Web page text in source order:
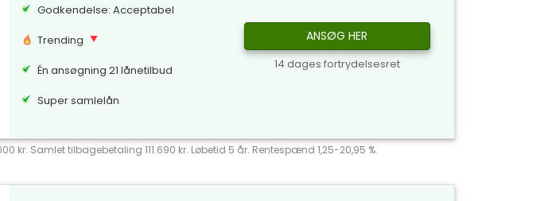
Godkendelse: Acceptabel
Trending
Én ansøgning 21 lånetilbud
Super samlelån
ANSØG HER
14 dages fortrydelsesret
kr. Samlet tilbagebetaling 111.690 kr. Løbetid 5 år. Rentespænd 1,25-20,95 %.